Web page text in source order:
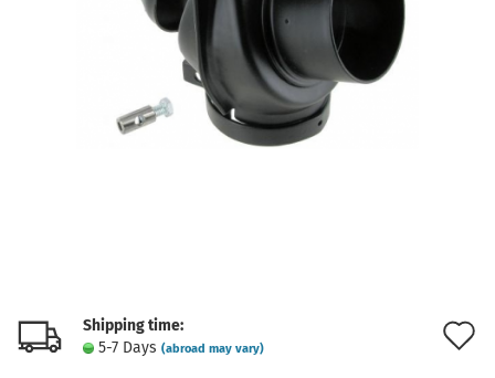
Shipping time:
5-7 Days (abroad may vary)